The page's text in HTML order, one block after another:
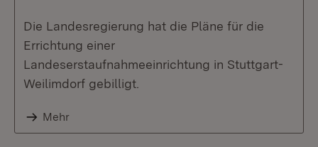
Die Landesregierung hat die Pläne für die
Errichtung einer
Landeserstaufnahmeeinrichtung in Stuttgart-
Weilimdorf gebilligt.
Mehr